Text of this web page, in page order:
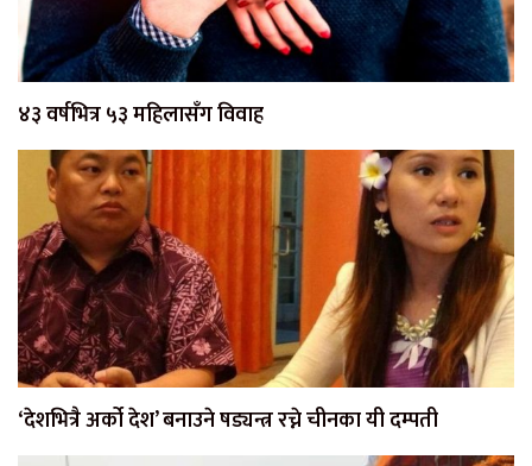
४३ वर्षभित्र ५३ महिलासँग विवाह
‘देशभित्रै अर्को देश’ बनाउने षड्यन्त्र रच्ने चीनका यी दम्पती